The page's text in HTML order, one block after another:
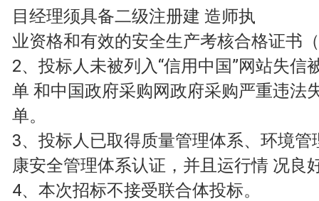
目经理须具备二级注册建 造师执
业资格和有效的安全生产考核合格证书
2、投标人未被列入“信用中国”网站失信
单 和中国政府采购网政府采购严重违法
单。
3、投标人已取得质量管理体系、环境管
康安全管理体系认证，并且运行情 况良
4、本次招标不接受联合体投标。